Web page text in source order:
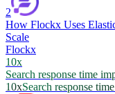
2
How Flockx Uses
Scale
Flockx
10x
Search response time
10xSearch response